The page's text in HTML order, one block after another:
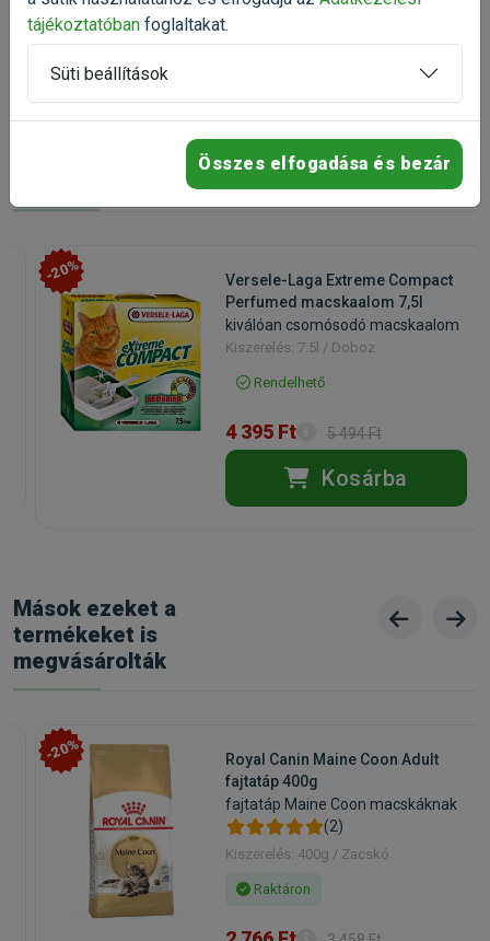
100%ajánlaná ezt a terméket ismerősének
-20%
Versele-Laga Extreme Compact
Perfumed macskaalom 7,5l
kiválóan csomósodó macskaalom
Kiszerelés: 7.5l / Doboz
Rendelhető
4 395 Ft 5 494 Ft
Kosárba
Mások ezeket a
termékeket is
megvásárolták
-20%
Royal Canin Maine Coon Adult
fajtatáp 400g
fajtatáp Maine Coon macskáknak
(2)
Kiszerelés: 400g / Zacskó
Raktáron
tájékoztatóban foglaltakat.
Süti beállítások
Összes elfogadása és bezár